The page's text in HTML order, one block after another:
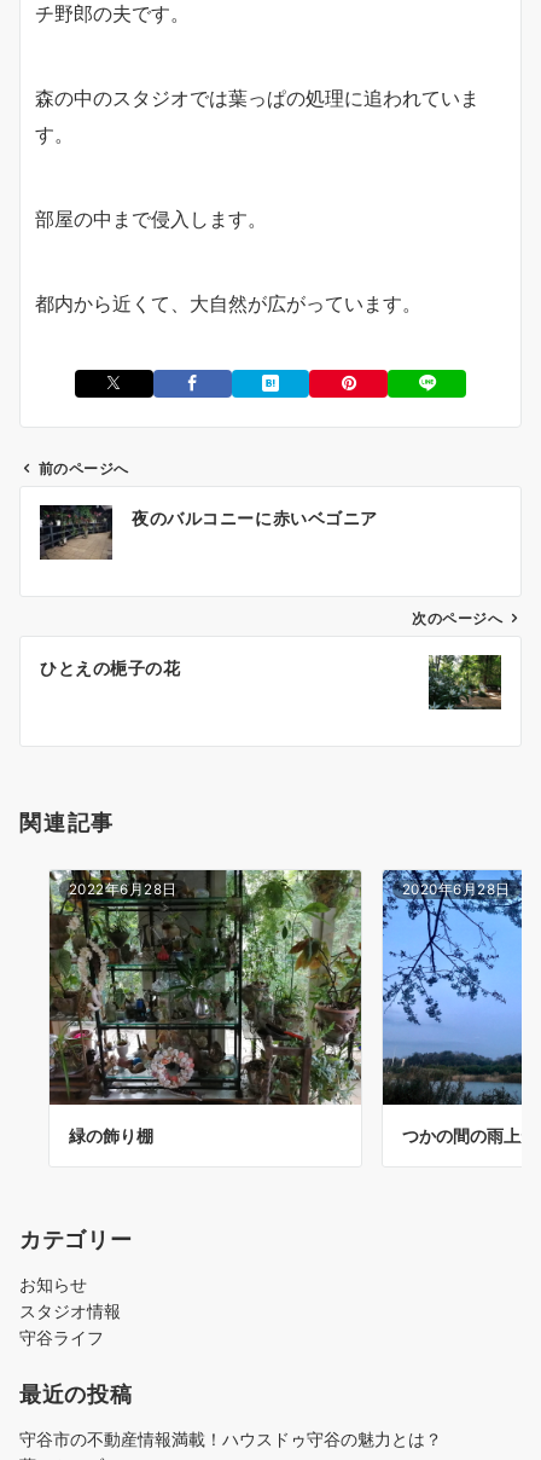
チ野郎の夫です。
森の中のスタジオでは葉っぱの処理に追われていま
す。
部屋の中まで侵入します。
都内から近くて、大自然が広がっています。
ビ
ン
前のページへ
夜のバルコニーに赤いベゴニア
次のページへ
ひとえの梔子の花
関連記事
2022年6月28日
緑の飾り棚
2020年6月28日
つかの間の雨上が
カテゴリー
お知らせ
スタジオ情報
守谷ライフ
最近の投稿
守谷市の不動産情報満載！ハウスドゥ守谷の魅力とは？